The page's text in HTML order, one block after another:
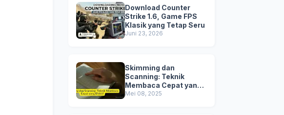
Download Counter
Strike 1.6, Game FPS
Klasik yang Tetap Seru
Juni 23, 2026
Skimming dan
Scanning: Teknik
Membaca Cepat yang
Efektif
Mei 08, 2025